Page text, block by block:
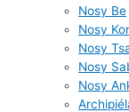
Nosy Be
Nosy
Nosy
Nosy
Nosy